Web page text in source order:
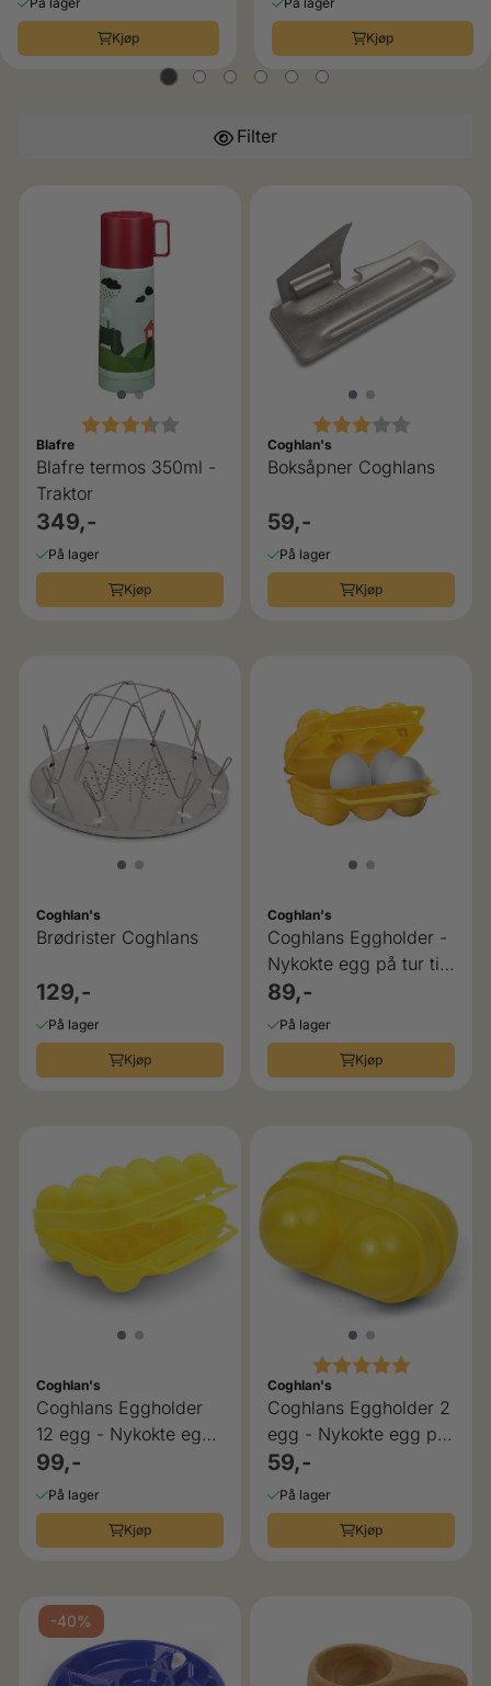
Kjøp Kjøp
Filter
Karakter:
Blafre
Blafre termos 350ml -
Traktor
349,-
På lager
Kjøp
Karakter:
Coghlan's
Boksåpner Coghlans
59,-
På lager
Kjøp
Coghlan's
Brødrister Coghlans
129,-
På lager
Kjøp
Coghlan's
Coghlans Eggholder -
Nykokte egg på tur til
frokost
89,-
På lager
Kjøp
Coghlan's
Coghlans Eggholder
12 egg - Nykokte egg
på tur til frokost
99,-
På lager
Kjøp
Karakter: 5.0 av 5
Coghlan's
Coghlans Eggholder 2
egg - Nykokte egg på
tur til frokost
59,-
På lager
Kjøp
-40%